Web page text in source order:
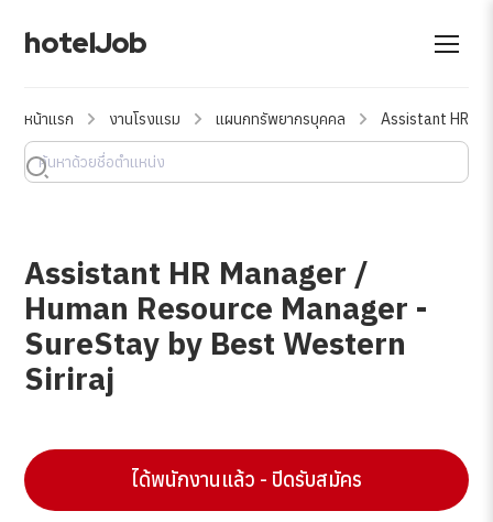
hotelJob
หน้าแรก งานโรงแรม แผนกทรัพยากรบุคคล Assistant HR
Assistant HR Manager /
Human Resource Manager -
SureStay by Best Western
Siriraj
ได้พนักงานแล้ว - ปิดรับสมัคร